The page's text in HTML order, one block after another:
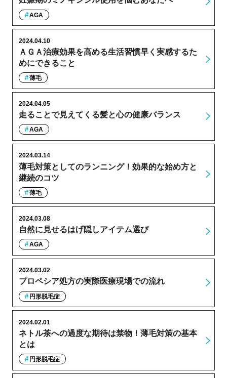
AGA
ＡＧＡ治療効果を高める生活習慣早く実感するた
めにできること
2024.04.10
薄毛
走ることで見えてくる髪と心の健康バランス
2024.04.05
AGA
薄毛対策としてのランニング！効果的な始め方と
継続のコツ
2024.03.14
薄毛
自然に見せるはげ隠しアイテム選び
2024.03.08
AGA
プロペシア処方の実際医療現場での流れ
2024.03.02
円形脱毛症
ネトル茶への過度な期待は禁物！薄毛対策の基本
とは
2024.02.01
円形脱毛症